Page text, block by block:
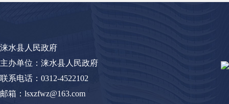
涞水县人民政府
主办单位：涞水县人民政府
联系电话：0312-4522102
邮箱：lsxzfwz@163.com